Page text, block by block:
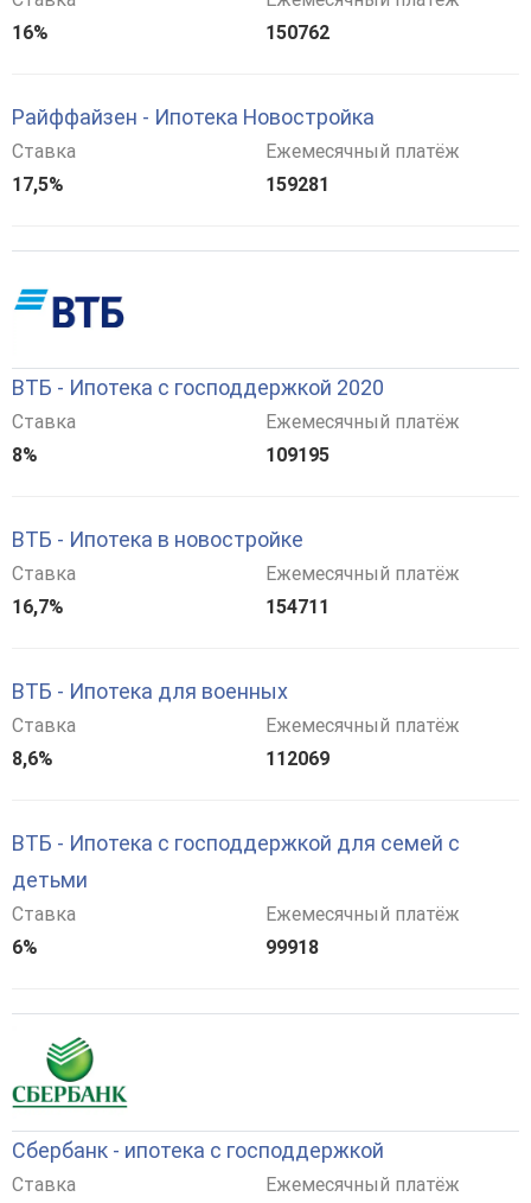
16%
150762
Райффайзен - Ипотека Новостройка
Ставка
17,5%
Ежемесячный платёж
159281
ВТБ - Ипотека с господдержкой 2020
Ставка
8%
Ежемесячный платёж
109195
ВТБ - Ипотека в новостройке
Ставка
16,7%
Ежемесячный платёж
154711
ВТБ - Ипотека для военных
Ставка
8,6%
Ежемесячный платёж
112069
ВТБ - Ипотека с господдержкой для семей с
детьми
Ставка
6%
Ежемесячный платёж
99918
Сбербанк - ипотека с господдержкой
Ставка
Ежемесячный платёж